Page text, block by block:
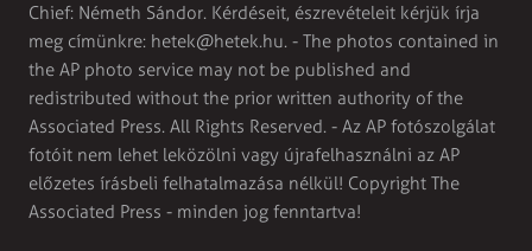
Chief: Németh Sándor. Kérdéseit, észrevételeit kérjük írja
meg címünkre: hetek@hetek.hu. - The photos contained in
the AP photo service may not be published and
redistributed without the prior written authority of the
Associated Press. All Rights Reserved. - Az AP fotószolgálat
fotóit nem lehet leközölni vagy újrafelhasználni az AP
előzetes írásbeli felhatalmazása nélkül! Copyright The
Associated Press - minden jog fenntartva!